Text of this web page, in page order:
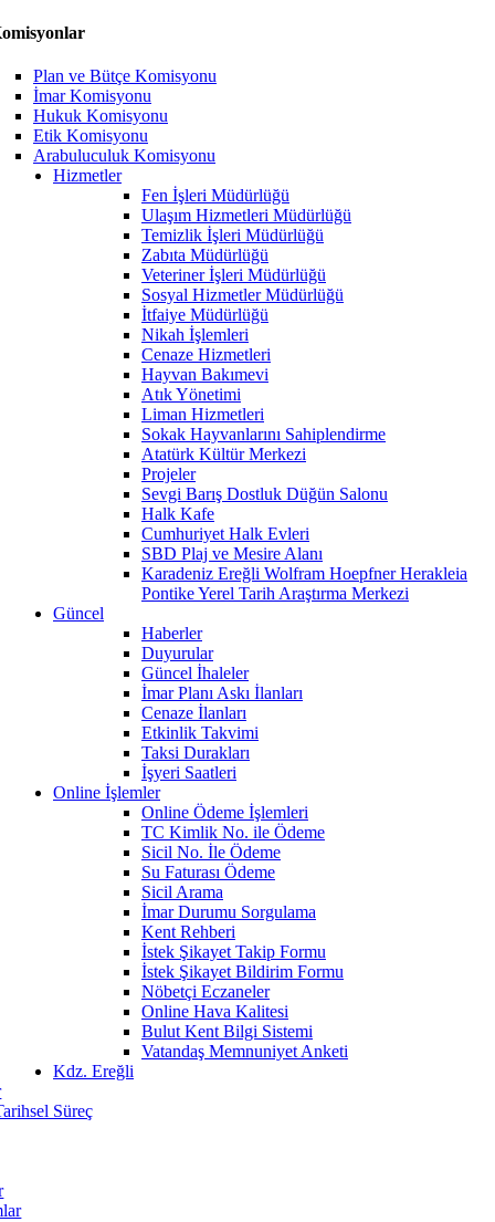
Plan ve Bütçe Komisyonu
İmar Komisyonu
Hukuk Komisyonu
Etik Komisyonu
Arabuluculuk Komisyonu
Hizmetler
Fen İşleri Müdürlüğü
Ulaşım Hizmetleri Müdürlüğü
Temizlik İşleri Müdürlüğü
Zabıta Müdürlüğü
Veteriner İşleri Müdürlüğü
Sosyal Hizmetler Müdürlüğü
İtfaiye Müdürlüğü
Nikah İşlemleri
Cenaze Hizmetleri
Hayvan Bakımevi
Atık Yönetimi
Liman Hizmetleri
Sokak Hayvanlarını Sahiplendirme
Atatürk Kültür Merkezi
Projeler
Sevgi Barış Dostluk Düğün Salonu
Halk Kafe
Cumhuriyet Halk Evleri
SBD Plaj ve Mesire Alanı
Karadeniz Ereğli Wolfram Hoepfner Herakleia
Pontike Yerel Tarih Araştırma Merkezi
Güncel
Haberler
Duyurular
Güncel İhaleler
İmar Planı Askı İlanları
Cenaze İlanları
Etkinlik Takvimi
Taksi Durakları
İşyeri Saatleri
Online İşlemler
Online Ödeme İşlemleri
TC Kimlik No. ile Ödeme
Sicil No. İle Ödeme
Su Faturası Ödeme
Sicil Arama
İmar Durumu Sorgulama
Kent Rehberi
İstek Şikayet Takip Formu
İstek Şikayet Bildirim Formu
Nöbetçi Eczaneler
Online Hava Kalitesi
Bulut Kent Bilgi Sistemi
Vatandaş Memnuniyet Anketi
Kdz. Ereğli
Süreç